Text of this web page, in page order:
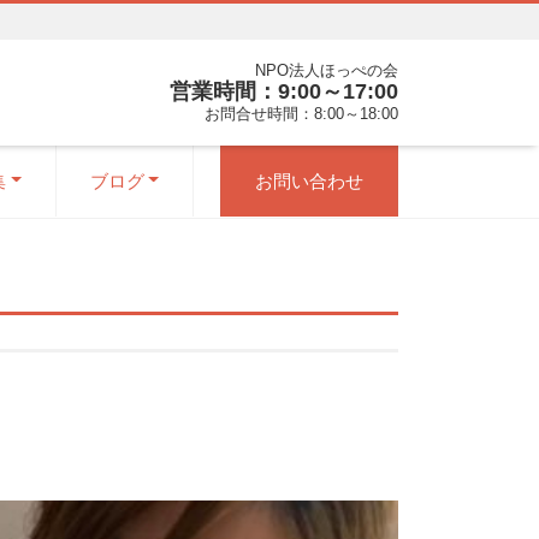
NPO法人ほっぺの会
営業時間：9:00～17:00
お問合せ時間：8:00～18:00
ブログ お問い合わせ